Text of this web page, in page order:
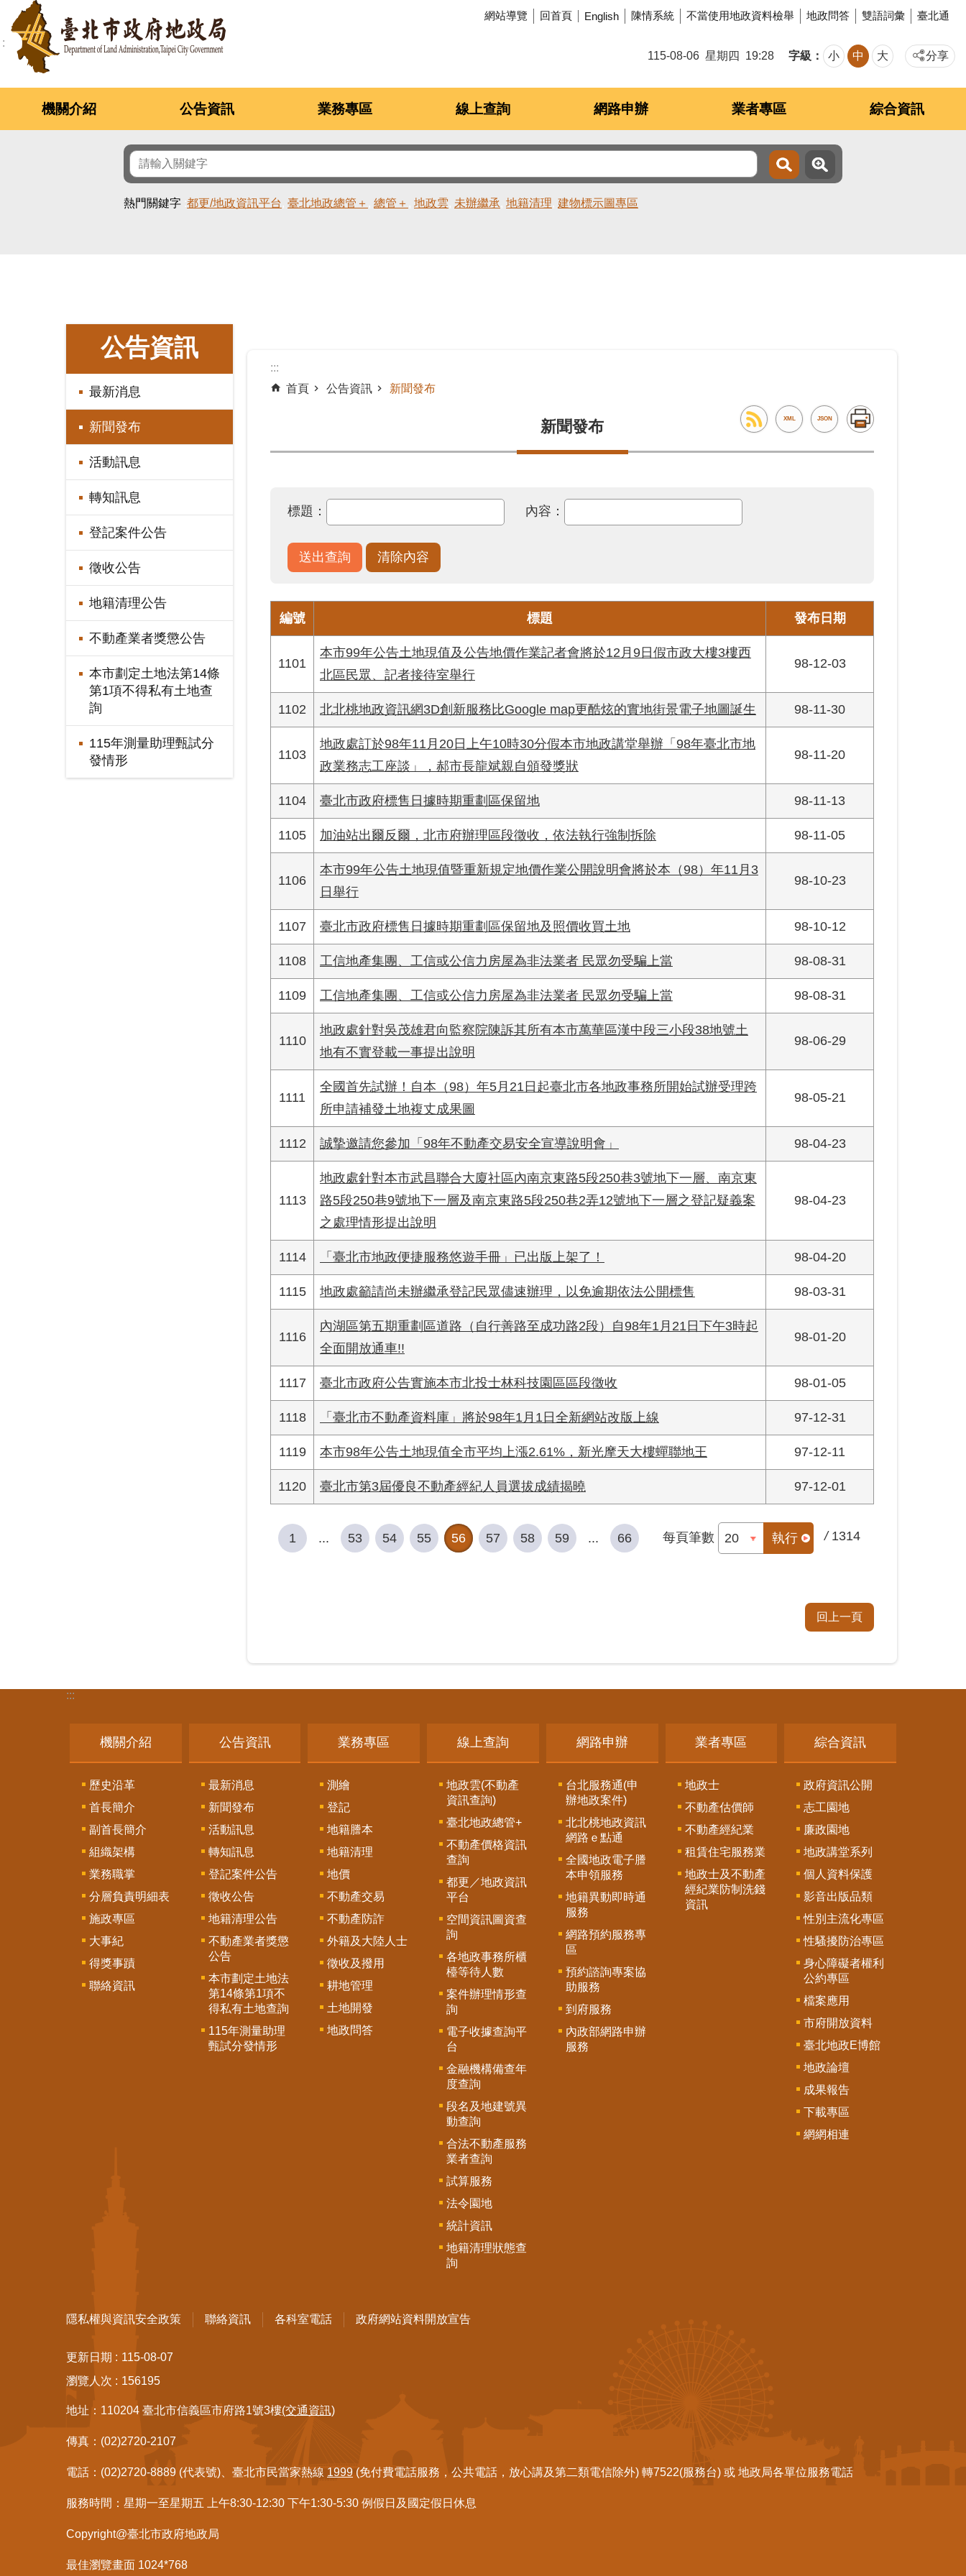
跳到主要內容區塊 網站導覽 回首頁 English 陳情系統 不當使用地政資料檢舉 地政問答 雙語詞彙 臺北通
115-08-06 星期四 19:28 字級 小 中 大 分享
機關介紹 公告資訊 業務專區 線上查詢 網路申辦 業者專區 綜合資訊
熱門關鍵字 都更/地政資訊平台 臺北地政總管＋ 總管＋ 地政雲 未辦繼承 地籍清理 建物標示圖專區
公告資訊
最新消息
新聞發布
活動訊息
轉知訊息
登記案件公告
徵收公告
地籍清理公告
不動產業者獎懲公告
本市劃定土地法第14條
第1項不得私有土地查
詢
115年測量助理甄試分
發情形
:::
首頁
公告資訊 新聞發布
新聞發布 XML JSON
標題： 內容：
編號 標題 發布日期
1101
本市99年公告土地現值及公告地價作業記者會將於12月9日假市政大樓3樓西
北區民眾、記者接待室舉行
98-12-03
1102 北北桃地政資訊網3D創新服務比Google map更酷炫的實地街景電子地圖誕生 98-11-30
1103
地政處訂於98年11月20日上午10時30分假本市地政講堂舉辦「98年臺北市地
政業務志工座談」，郝市長龍斌親自頒發獎狀
98-11-20
1104 臺北市政府標售日據時期重劃區保留地 98-11-13
1105 加油站出爾反爾，北市府辦理區段徵收，依法執行強制拆除 98-11-05
1106
本市99年公告土地現值暨重新規定地價作業公開說明會將於本（98）年11月3
日舉行
98-10-23
1107 臺北市政府標售日據時期重劃區保留地及照價收買土地 98-10-12
1108 工信地產集團、工信或公信力房屋為非法業者 民眾勿受騙上當 98-08-31
1109 工信地產集團、工信或公信力房屋為非法業者 民眾勿受騙上當 98-08-31
1110
地政處針對吳茂雄君向監察院陳訴其所有本市萬華區漢中段三小段38地號土
地有不實登載一事提出說明
98-06-29
1111
全國首先試辦！自本（98）年5月21日起臺北市各地政事務所開始試辦受理跨
所申請補發土地複丈成果圖
98-05-21
1112 誠摯邀請您參加「98年不動產交易安全宣導說明會」 98-04-23
1113
地政處針對本市武昌聯合大廈社區內南京東路5段250巷3號地下一層、南京東
路5段250巷9號地下一層及南京東路5段250巷2弄12號地下一層之登記疑義案
之處理情形提出說明
98-04-23
1114 「臺北市地政便捷服務悠遊手冊」已出版上架了！ 98-04-20
1115 地政處籲請尚未辦繼承登記民眾儘速辦理，以免逾期依法公開標售 98-03-31
1116
內湖區第五期重劃區道路（自行善路至成功路2段）自98年1月21日下午3時起
全面開放通車!!
98-01-20
1117 臺北市政府公告實施本市北投士林科技園區區段徵收 98-01-05
1118 「臺北市不動產資料庫」將於98年1月1日全新網站改版上線 97-12-31
1119 本市98年公告土地現值全市平均上漲2.61%，新光摩天大樓蟬聯地王 97-12-11
1120 臺北市第3屆優良不動產經紀人員選拔成績揭曉 97-12-01
1 ... 53 54 55 56 57 58 59 ... 66 每頁筆數 執行 / 1314
回上一頁
:::
機關介紹
歷史沿革
首長簡介
副首長簡介
組織架構
業務職掌
分層負責明細表
施政專區
大事紀
得獎事蹟
聯絡資訊
公告資訊
最新消息
新聞發布
活動訊息
轉知訊息
登記案件公告
徵收公告
地籍清理公告
不動產業者獎懲
公告
本市劃定土地法
第14條第1項不
得私有土地查詢
115年測量助理
甄試分發情形
業務專區
測繪
登記
地籍謄本
地籍清理
地價
不動產交易
不動產防詐
外籍及大陸人士
徵收及撥用
耕地管理
土地開發
地政問答
線上查詢
地政雲(不動產
資訊查詢)
臺北地政總管+
不動產價格資訊
查詢
都更／地政資訊
平台
空間資訊圖資查
詢
各地政事務所櫃
檯等待人數
案件辦理情形查
詢
電子收據查詢平
台
金融機構備查年
度查詢
段名及地建號異
動查詢
合法不動產服務
業者查詢
試算服務
法令園地
統計資訊
地籍清理狀態查
詢
網路申辦
台北服務通(申
辦地政案件)
北北桃地政資訊
網路ｅ點通
全國地政電子謄
本申領服務
地籍異動即時通
服務
網路預約服務專
區
預約諮詢專案協
助服務
到府服務
內政部網路申辦
服務
業者專區
地政士
不動產估價師
不動產經紀業
租賃住宅服務業
地政士及不動產
經紀業防制洗錢
資訊
綜合資訊
政府資訊公開
志工園地
廉政園地
地政講堂系列
個人資料保護
影音出版品類
性別主流化專區
性騷擾防治專區
身心障礙者權利
公約專區
檔案應用
市府開放資料
臺北地政E博館
地政論壇
成果報告
下載專區
網網相連
隱私權與資訊安全政策 聯絡資訊 各科室電話 政府網站資料開放宣告
更新日期
115-08-07
瀏覽人次
156195
地址：110204 臺北市信義區市府路1號3樓(交通資訊)
傳真：(02)2720-2107
電話：(02)2720-8889 (代表號)、臺北市民當家熱線 1999 (免付費電話服務，公共電話，放心講及第二類電信除外) 轉7522(服務台) 或 地政局各單位服務電話
服務時間：星期一至星期五 上午8:30-12:30 下午1:30-5:30 例假日及國定假日休息
Copyright@臺北市政府地政局
最佳瀏覽畫面 1024*768